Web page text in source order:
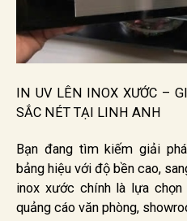
IN UV LÊN INOX XƯỚC –
SẮC NÉT TẠI LINH ANH
Bạn đang tìm kiếm giải
bảng hiệu với độ bền cao,
inox xước chính là lựa
quảng cáo văn phòng,